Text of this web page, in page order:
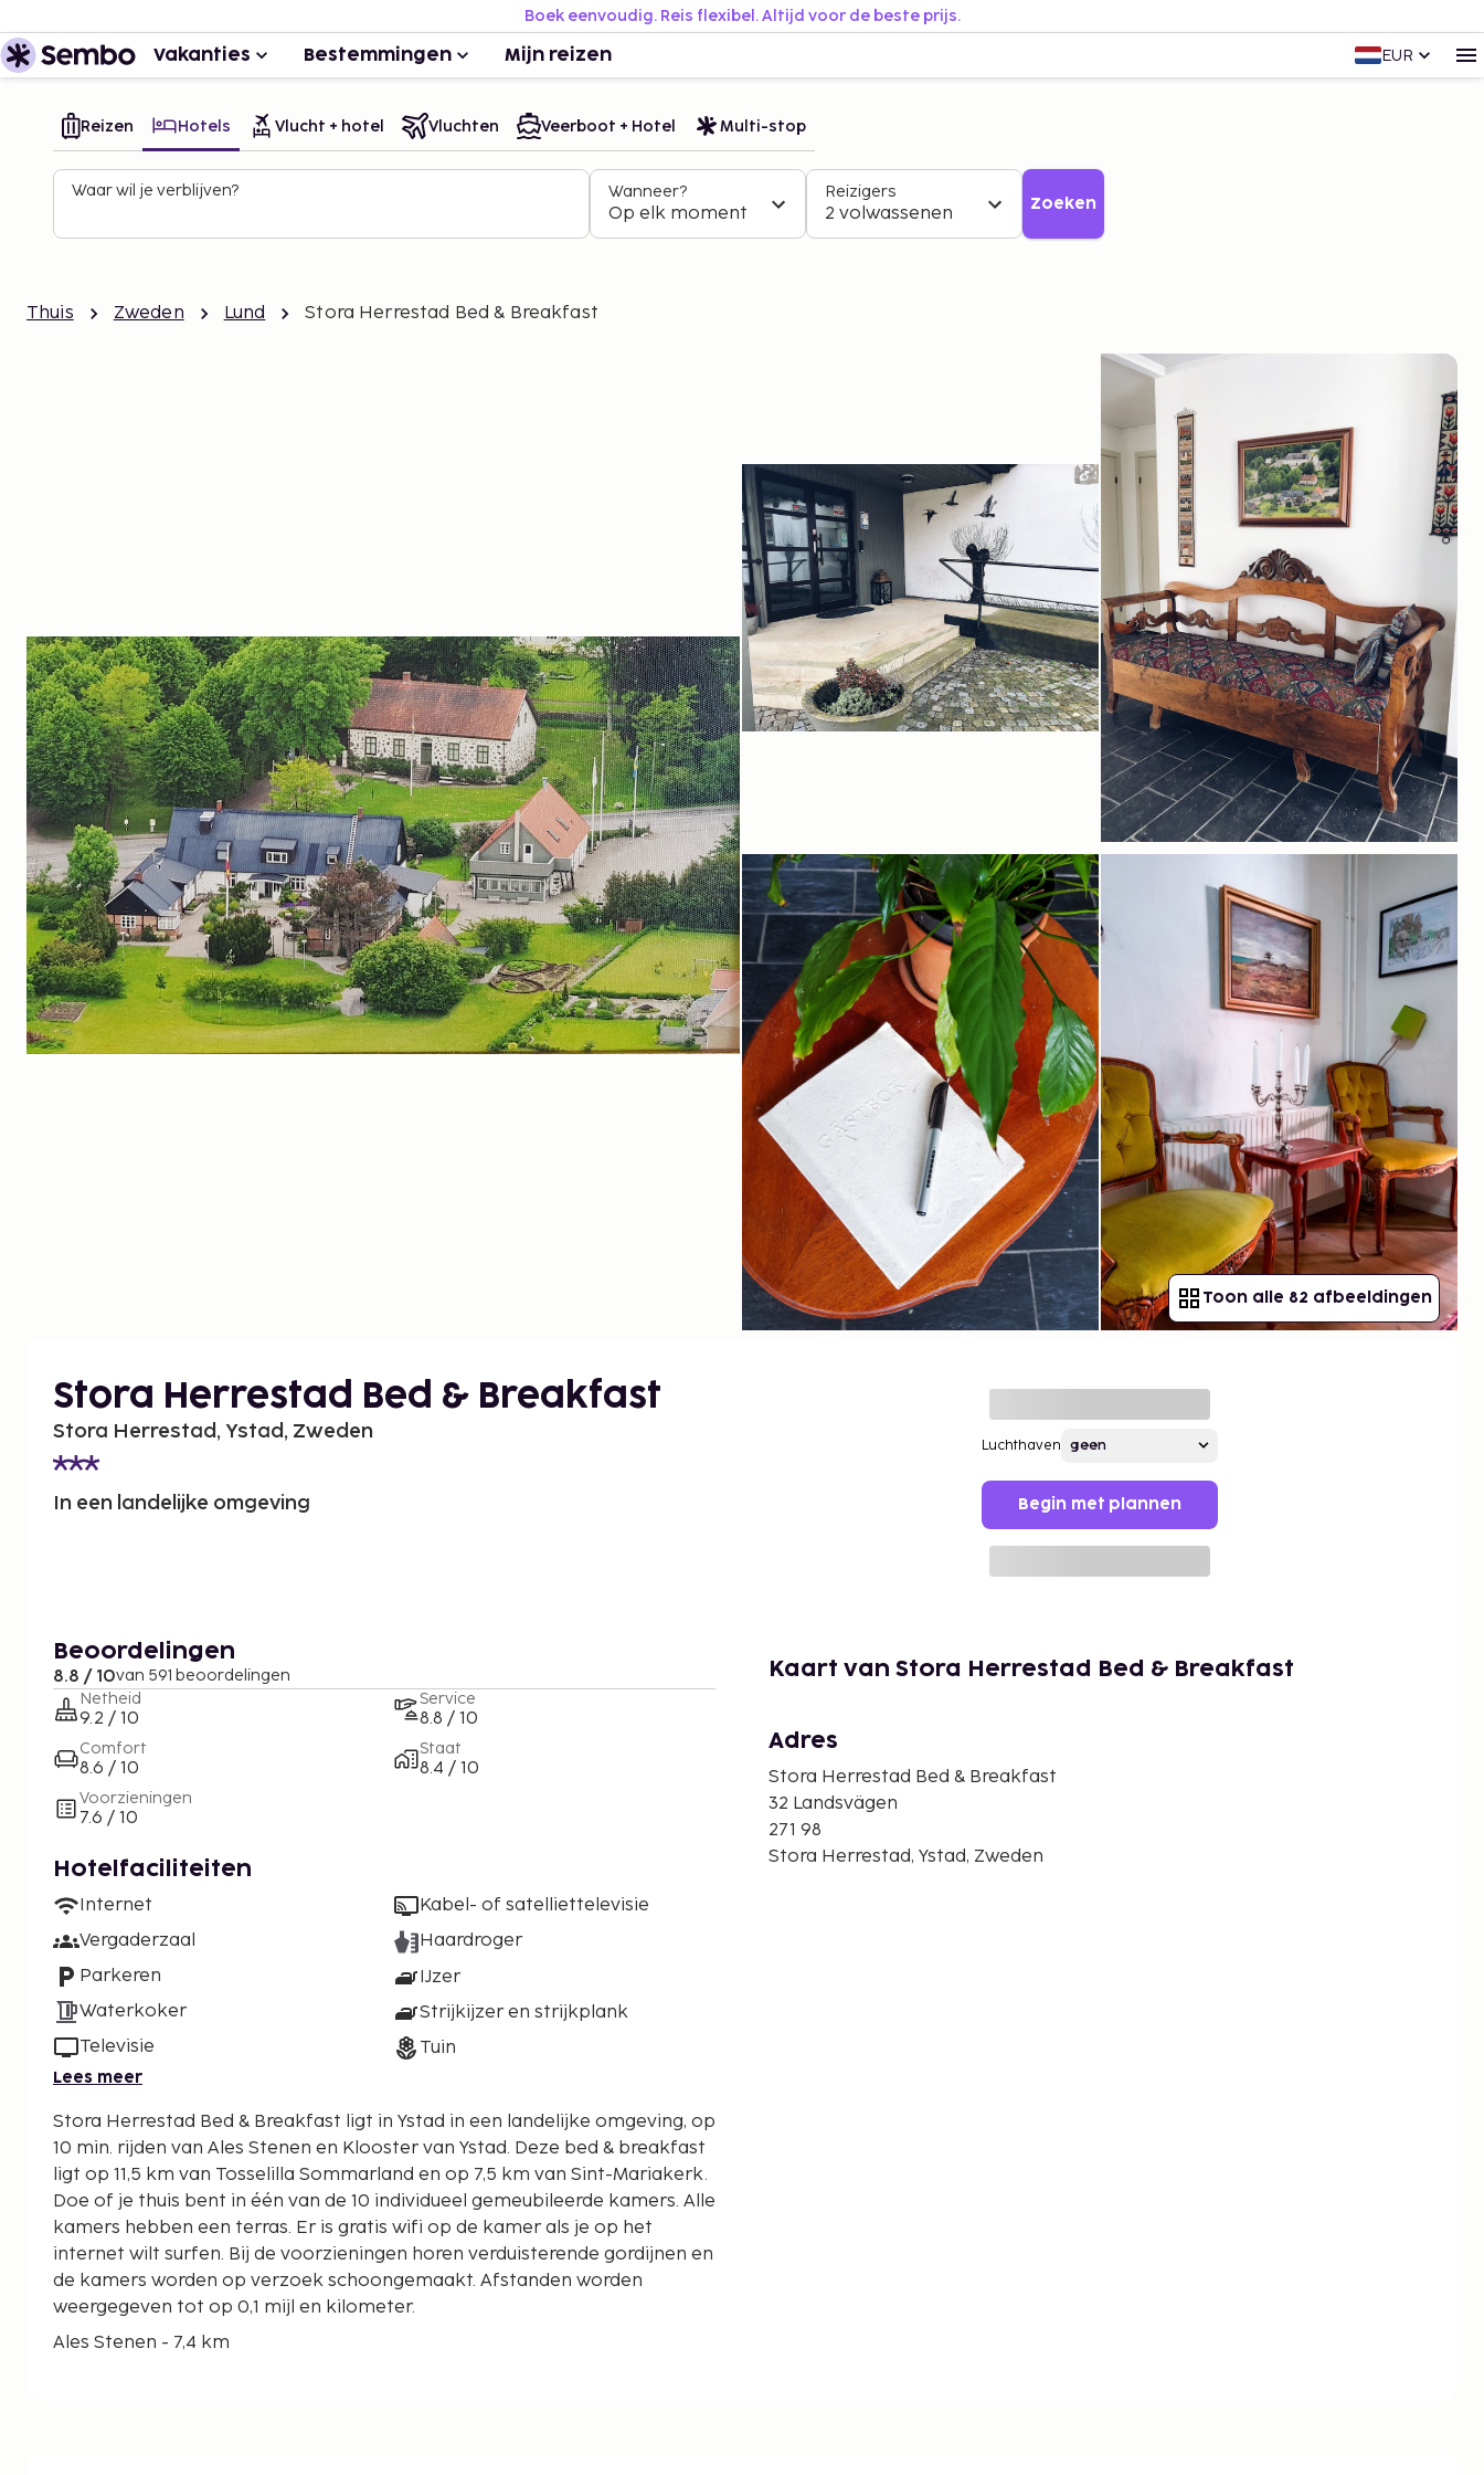
Boek eenvoudig. Reis flexibel. Altijd voor de beste prijs.
Vakanties Bestemmingen Mijn reizen EUR
Reizen Hotels Vlucht + hotel Vluchten Veerboot + Hotel Multi-stop
Waar wil je verblijven? Wanneer?
Op elk moment
Reizigers
2 volwassenen Zoeken
Thuis Zweden Lund Stora Herrestad Bed & Breakfast
Toon alle 82 afbeeldingen
Stora Herrestad Bed & Breakfast
Stora Herrestad, Ystad, Zweden
In een landelijke omgeving
Luchthaven
Begin met plannen
Beoordelingen
8.8 / 10van 591 beoordelingen
Netheid
9.2 / 10
Comfort
8.6 / 10
Voorzieningen
7.6 / 10
Service
8.8 / 10
Staat
8.4 / 10
Hotelfaciliteiten
Internet
Vergaderzaal
Parkeren
Waterkoker
Televisie
Kabel- of satelliettelevisie
Haardroger
IJzer
Strijkijzer en strijkplank
Tuin
Lees meer
Stora Herrestad Bed & Breakfast ligt in Ystad in een landelijke omgeving, op
10 min. rijden van Ales Stenen en Klooster van Ystad. Deze bed & breakfast
ligt op 11,5 km van Tosselilla Sommarland en op 7,5 km van Sint-Mariakerk.
Doe of je thuis bent in één van de 10 individueel gemeubileerde kamers. Alle
kamers hebben een terras. Er is gratis wifi op de kamer als je op het
internet wilt surfen. Bij de voorzieningen horen verduisterende gordijnen en
de kamers worden op verzoek schoongemaakt. Afstanden worden
weergegeven tot op 0,1 mijl en kilometer.
Ales Stenen - 7,4 km
Kaart van Stora Herrestad Bed & Breakfast
Adres
Stora Herrestad Bed & Breakfast
32 Landsvägen
271 98
Stora Herrestad, Ystad, Zweden